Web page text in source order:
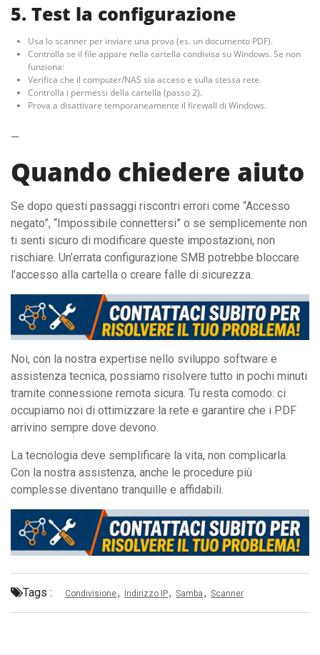
5. Test la configurazione
Usa lo scanner per inviare una prova (es. un documento PDF).
Controlla se il file appare nella cartella condivisa su Windows. Se non
funziona:
Verifica che il computer/NAS sia acceso e sulla stessa rete.
Controlla i permessi della cartella (passo 2).
Prova a disattivare temporaneamente il firewall di Windows.
—
Quando chiedere aiuto
Se dopo questi passaggi riscontri errori come “Accesso
negato”, “Impossibile connettersi” o se semplicemente non
ti senti sicuro di modificare queste impostazioni, non
rischiare. Un’errata configurazione SMB potrebbe bloccare
l’accesso alla cartella o creare falle di sicurezza.
Noi, con la nostra expertise nello sviluppo software e
assistenza tecnica, possiamo risolvere tutto in pochi minuti
tramite connessione remota sicura. Tu resta comodo: ci
occupiamo noi di ottimizzare la rete e garantire che i PDF
arrivino sempre dove devono.
La tecnologia deve semplificare la vita, non complicarla.
Con la nostra assistenza, anche le procedure più
complesse diventano tranquille e affidabili.
Tags : Condivisione, Indirizzo IP, Samba , Scanner